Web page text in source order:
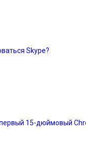
Skype?
15-дюймовый